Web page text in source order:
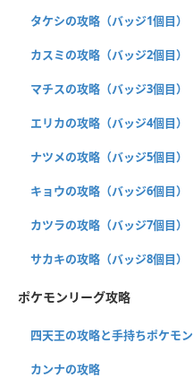
タケシの攻略（バッジ1個目）
カスミの攻略（バッジ2個目）
マチスの攻略（バッジ3個目）
エリカの攻略（バッジ4個目）
ナツメの攻略（バッジ5個目）
キョウの攻略（バッジ6個目）
カツラの攻略（バッジ7個目）
サカキの攻略（バッジ8個目）
ポケモンリーグ攻略
四天王の攻略と手持ちポケモン
カンナの攻略